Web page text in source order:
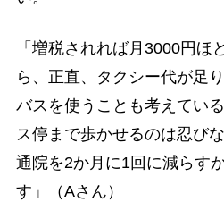
「増税されれば月3000円ほ
ら、正直、タクシー代が足
バスを使うことも考えてい
ス停まで歩かせるのは忍び
通院を2か月に1回に減らす
す」（Aさん）